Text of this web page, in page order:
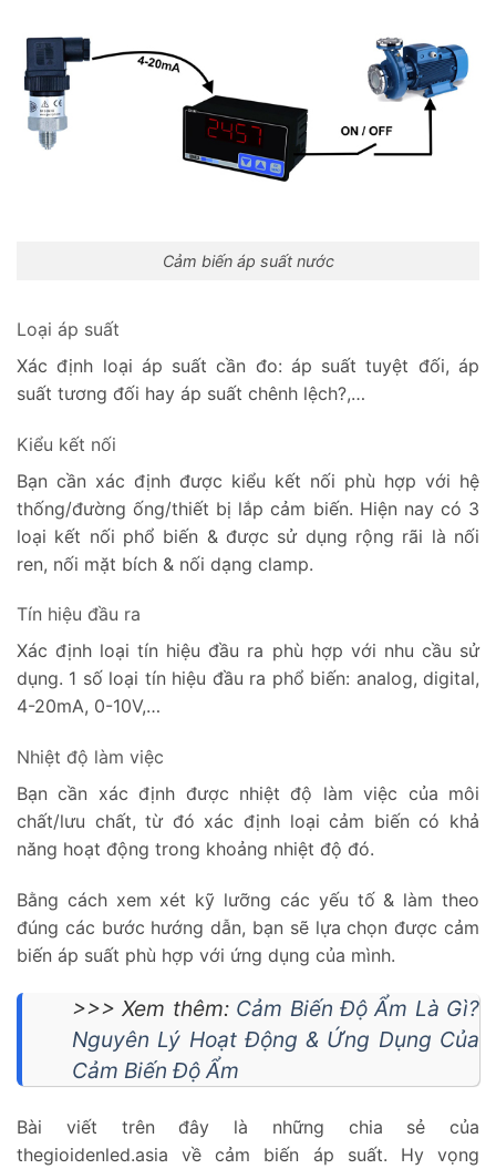
Cảm biến áp suất nước
Loại áp suất
Xác định loại áp suất cần đo: áp suất tuyệt đối, áp
suất tương đối hay áp suất chênh lệch?,…
Kiểu kết nối
Bạn cần xác định được kiểu kết nối phù hợp với hệ
thống/đường ống/thiết bị lắp cảm biến. Hiện nay có 3
loại kết nối phổ biến & được sử dụng rộng rãi là nối
ren, nối mặt bích & nối dạng clamp.
Tín hiệu đầu ra
Xác định loại tín hiệu đầu ra phù hợp với nhu cầu sử
dụng. 1 số loại tín hiệu đầu ra phổ biến: analog, digital,
4-20mA, 0-10V,…
Nhiệt độ làm việc
Bạn cần xác định được nhiệt độ làm việc của môi
chất/lưu chất, từ đó xác định loại cảm biến có khả
năng hoạt động trong khoảng nhiệt độ đó.
Bằng cách xem xét kỹ lưỡng các yếu tố & làm theo
đúng các bước hướng dẫn, bạn sẽ lựa chọn được cảm
biến áp suất phù hợp với ứng dụng của mình.
>>> Xem thêm: Cảm Biến Độ Ẩm Là Gì?
Nguyên Lý Hoạt Động & Ứng Dụng Của
Cảm Biến Độ Ẩm
Bài viết trên đây là những chia sẻ của
thegioidenled.asia về cảm biến áp suất. Hy vọng